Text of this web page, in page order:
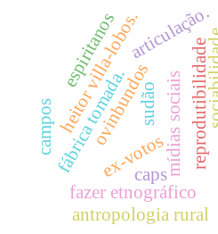
mídias sociaisreprodutibilidade
ovinbundos
fazer etnográfico
ex-votos
sudão
fábrica tomada.
heitor villa-lobos.articulação.
campos
espiritanos
antropologia rural
caps